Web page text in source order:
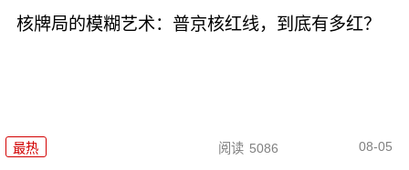
核牌局的模糊艺术：普京核红线，到底有多红？
最热 阅读 5086 08-05